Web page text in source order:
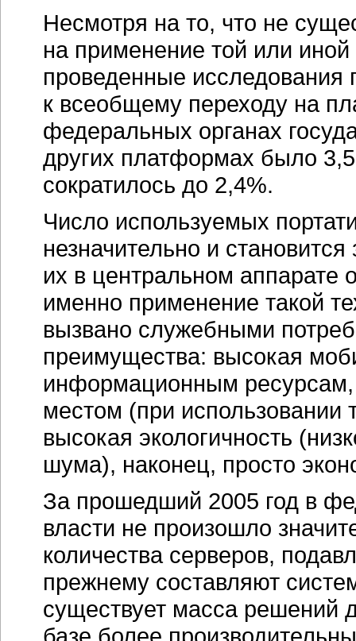
Несмотря на то, что не
на применение той или
проведенные исследования
к всеобщему переходу на
федеральных органах
других платформах было
сократилось до 2,4%.
Число используемых
незначительно и
их в центральном аппарате
именно применение такой
вызвано служебными
преимущества: высокая
информационным ресурсам,
местом (при использовании
высокая экологичность
шума), наконец, просто
За прошедший 2005 год в
власти не произошло
количества серверов,
прежнему составляют
существует масса решений